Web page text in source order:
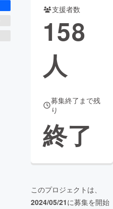
支援者数
158
人
募集終了まで残
り
終了
このプロジェクトは、
2024/05/21に募集を開始